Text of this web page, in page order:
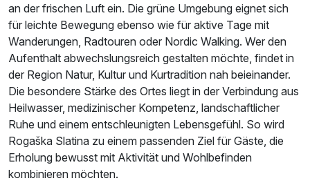
an der frischen Luft ein. Die grüne Umgebung eignet sich
für leichte Bewegung ebenso wie für aktive Tage mit
Wanderungen, Radtouren oder Nordic Walking. Wer den
Aufenthalt abwechslungsreich gestalten möchte, findet in
der Region Natur, Kultur und Kurtradition nah beieinander.
Die besondere Stärke des Ortes liegt in der Verbindung aus
Heilwasser, medizinischer Kompetenz, landschaftlicher
Ruhe und einem entschleunigten Lebensgefühl. So wird
Rogaška Slatina zu einem passenden Ziel für Gäste, die
Erholung bewusst mit Aktivität und Wohlbefinden
kombinieren möchten.